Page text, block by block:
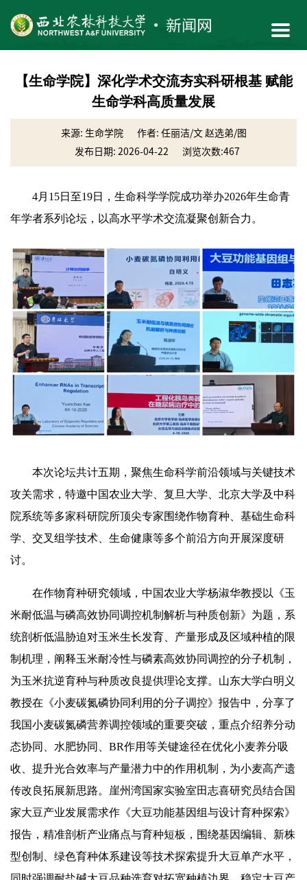
【生命学院】深化学术交流夯实科研根基 赋能
生命学科高质量发展
来源: 生命学院
作者: 任丽洁/文 赵选弟/图
发布日期: 2026-04-22
浏览次数:467
4月15日至19日，生命科学学院成功举办2026年生命青
年学者系列论坛，以高水平学术交流凝聚创新合力。
本次论坛共计五期，聚焦生命科学前沿领域与关键技术
攻关需求，特邀中国农业大学、复旦大学、北京大学及中科
院系统等多家科研院所顶尖专家围绕作物育种、基础生命科
学、交叉组学技术、生命健康等多个前沿方向开展深度研
讨。
在作物育种研究领域，中国农业大学杨淑华教授以《玉
米耐低温与磷高效协同调控机制解析与种质创新》为题，系
统剖析低温胁迫对玉米生长发育、产量形成及区域种植的限
制机理，阐释玉米耐冷性与磷素高效协同调控的分子机制，
为玉米抗逆育种与种质改良提供理论支撑。山东大学白明义
教授在《小麦碳氮磷协同利用的分子调控》报告中，分享了
我国小麦碳氮磷营养调控领域的重要突破，重点介绍养分动
态协同、水肥协同、BR作用等关键途径在优化小麦养分吸
收、提升光合效率与产量潜力中的作用机制，为小麦高产遗
传改良拓展新思路。崖州湾国家实验室田志喜研究员结合国
家大豆产业发展需求作《大豆功能基因组与设计育种探索》
报告，精准剖析产业痛点与育种短板，围绕基因编辑、新株
型创制、绿色育种体系建设等技术探索提升大豆单产水平，